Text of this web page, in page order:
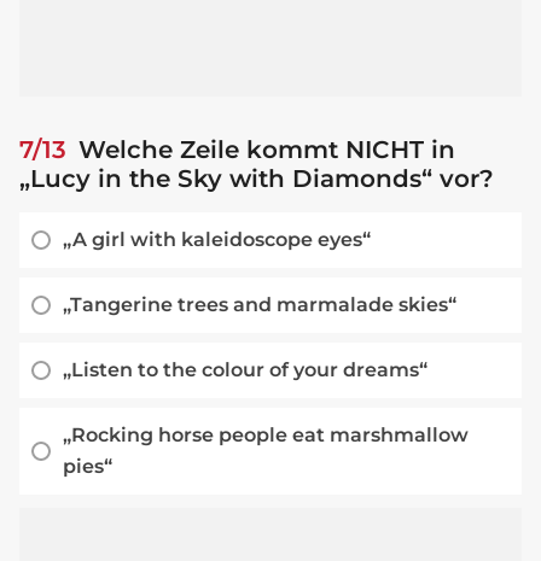
7/13 Welche Zeile kommt NICHT in
„Lucy in the Sky with Diamonds“ vor?
„A girl with kaleidoscope eyes“
„Tangerine trees and marmalade skies“
„Listen to the colour of your dreams“
„Rocking horse people eat marshmallow
pies“